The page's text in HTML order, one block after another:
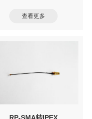
查看更多
RP-SMA转IPEX